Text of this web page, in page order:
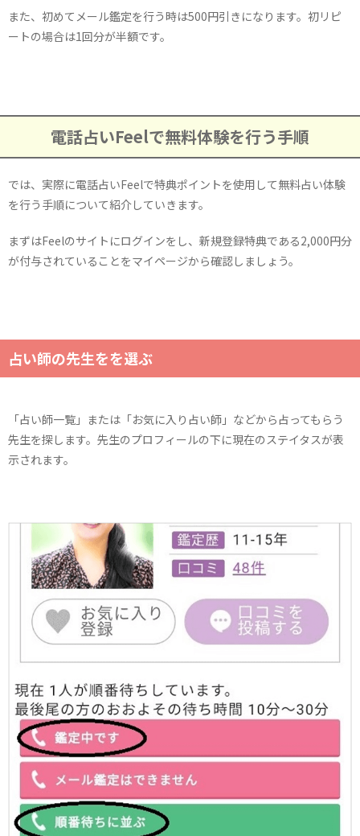
また、初めてメール鑑定を行う時は500円引きになります。初リピ
ートの場合は1回分が半額です。
電話占いFeelで無料体験を行う手順
では、実際に電話占いFeelで特典ポイントを使用して無料占い体験
を行う手順について紹介していきます。
まずはFeelのサイトにログインをし、新規登録特典である2,000円分
が付与されていることをマイページから確認しましょう。
占い師の先生をを選ぶ
「占い師一覧」または「お気に入り占い師」などから占ってもらう
先生を探します。先生のプロフィールの下に現在のステイタスが表
示されます。